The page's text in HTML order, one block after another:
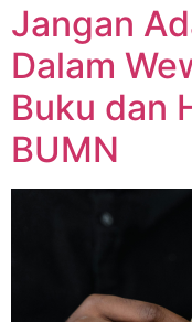
Jangan
Dalam
Buku dan
BUMN